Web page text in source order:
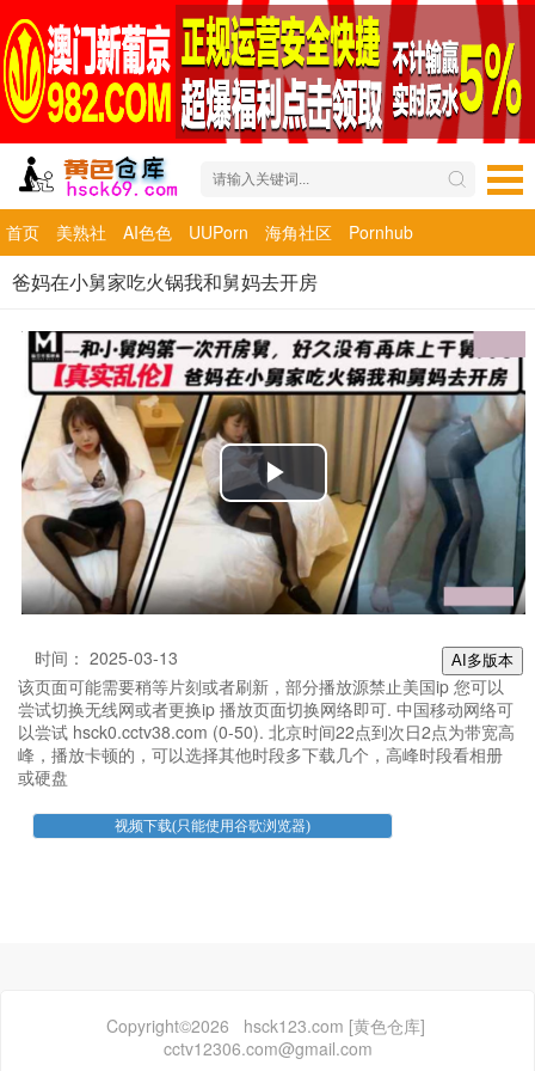
首页 美熟社 AI色色 UUPorn 海角社区 Pornhub
爸妈在小舅家吃火锅我和舅妈去开房
AI多版本
时间： 2025-03-13
该页面可能需要稍等片刻或者刷新，部分播放源禁止美国ip 您可以
尝试切换无线网或者更换ip 播放页面切换网络即可. 中国移动网络可
以尝试 hsck0.cctv38.com (0-50). 北京时间22点到次日2点为带宽高
峰，播放卡顿的，可以选择其他时段多下载几个，高峰时段看相册
或硬盘
Copyright©2026 hsck123.com [黄色仓库]
cctv12306.com@gmail.com